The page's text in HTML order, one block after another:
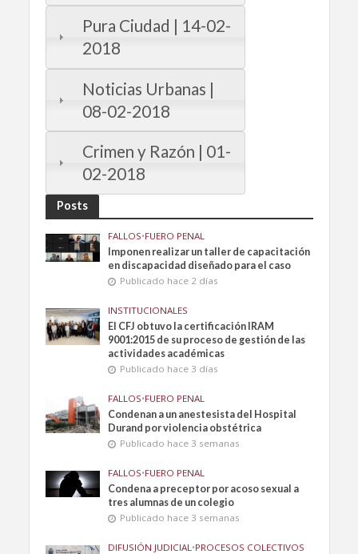
Pura Ciudad | 14-02-
2018
Noticias Urbanas |
08-02-2018
Crimen y Razón | 01-
02-2018
Posts
FALLOS•FUERO PENAL
Imponen realizar un taller de capacitación
en discapacidad diseñado para el caso
Publicado hace 2 días
INSTITUCIONALES
El CFJ obtuvo la certificación IRAM
9001:2015 de su proceso de gestión de las
actividades académicas
Publicado hace 3 días
FALLOS•FUERO PENAL
Condenan a un anestesista del Hospital
Durand por violencia obstétrica
Publicado hace 3 semanas
FALLOS•FUERO PENAL
Condena a preceptor por acoso sexual a
tres alumnas de un colegio
Publicado hace 3 semanas
DIFUSIÓN JUDICIAL •PROCESOS COLECTIVOS